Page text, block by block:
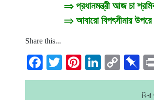
⇒ প্রধানমন্ত্রী আজ চা
⇒ আবারো বিপৎসীমার উপরে
Share this...
Facebook
TwitterPinterestCopy
Link